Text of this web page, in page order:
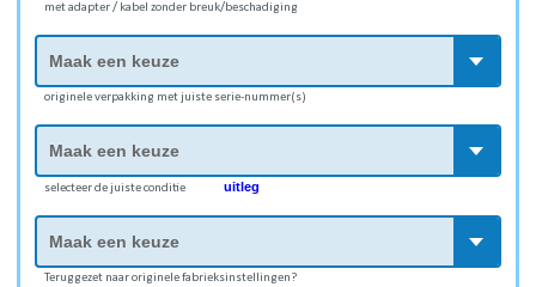
met adapter / kabel zonder breuk/beschadiging
originele verpakking met juiste serie-nummer(s)
selecteer de juiste conditie uitleg
Teruggezet naar originele fabrieksinstellingen?